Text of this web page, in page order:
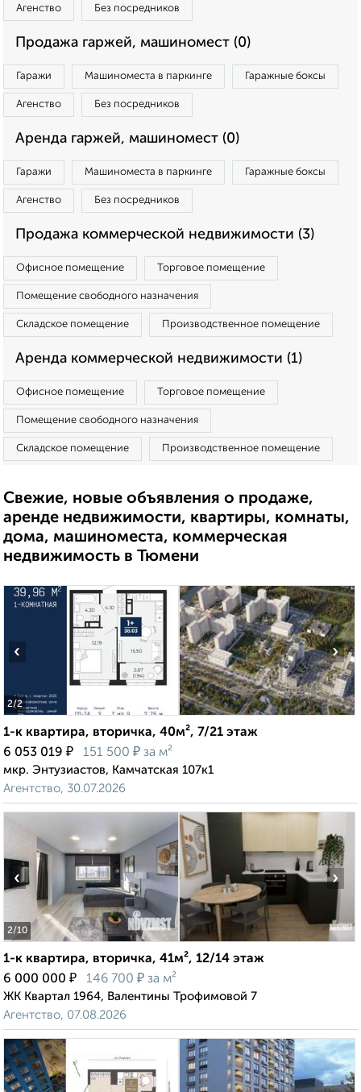
Агенство Без посредников
Продажа гаржей, машиномест (0)
Гаражи Машиноместа в паркинге Гаражные боксы
Агенство Без посредников
Аренда гаржей, машиномест (0)
Гаражи Машиноместа в паркинге Гаражные боксы
Агенство Без посредников
Продажа коммерческой недвижимости (3)
Офисное помещение Торговое помещение
Помещение свободного назначения
Складское помещение Производственное помещение
Аренда коммерческой недвижимости (1)
Офисное помещение Торговое помещение
Помещение свободного назначения
Складское помещение Производственное помещение
Свежие, новые объявления о продаже,
аренде недвижимости, квартиры, комнаты,
дома, машиноместа, коммерческая
недвижимость в Тюмени
2/2
‹ ›
1-к квартира, вторичка, 40м², 7/21 этаж
6 053 019 ₽ 151 500 ₽ за м²
мкр. Энтузиастов, Камчатская 107к1
Агентство, 30.07.2026
2/10
‹ ›
1-к квартира, вторичка, 41м², 12/14 этаж
6 000 000 ₽ 146 700 ₽ за м²
ЖК Квартал 1964, Валентины Трофимовой 7
Агентство, 07.08.2026